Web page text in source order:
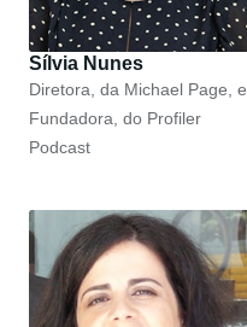
Sílvia Nunes
Diretora, da Michael Page, e
Fundadora, do Profiler
Podcast